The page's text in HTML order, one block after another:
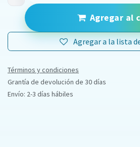
Agregar al
Agregar a la lista
Términos y condiciones
Grantía de devolución de 30 días
Envío: 2-3 días hábiles